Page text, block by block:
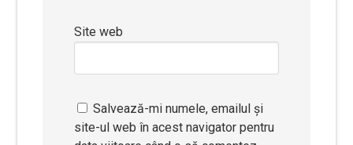
Site web
Salvează-mi numele, emailul și
site-ul web în acest navigator pentru